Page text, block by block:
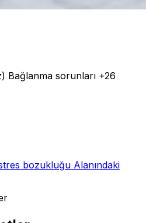
Bağlanma sorunları +26
bozukluğu Alanındaki